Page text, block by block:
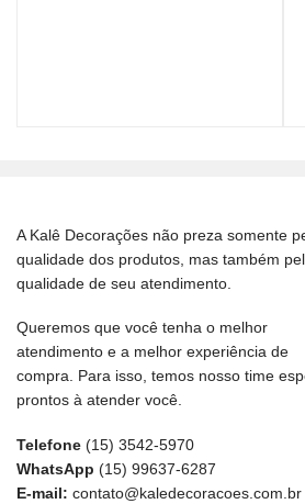
A Kalê Decorações não preza somente
qualidade dos produtos, mas também
qualidade de seu atendimento.
Queremos que você tenha o melhor
atendimento e a melhor experiência de
compra. Para isso, temos nosso time
prontos à atender você.
Telefone (15) 3542-5970
WhatsApp (15) 99637-6287
E-mail: contato@kaledecoracoes.com.br